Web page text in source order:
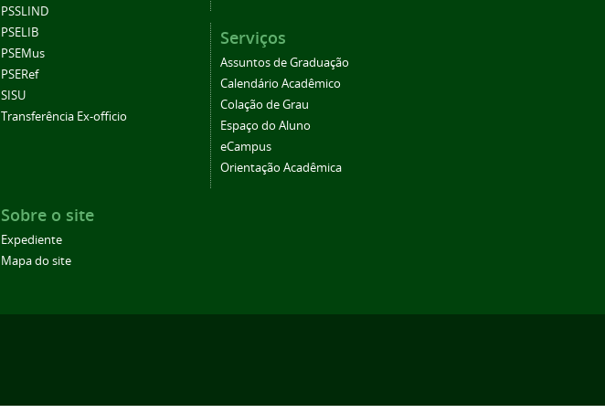
PSSLIND
PSELIB
PSEMus
PSERef
SISU
Transferência Ex-officio
Serviços
Assuntos de Graduação
Calendário Acadêmico
Colação de Grau
Espaço do Aluno
eCampus
Orientação Acadêmica
Sobre o site
Expediente
Mapa do site